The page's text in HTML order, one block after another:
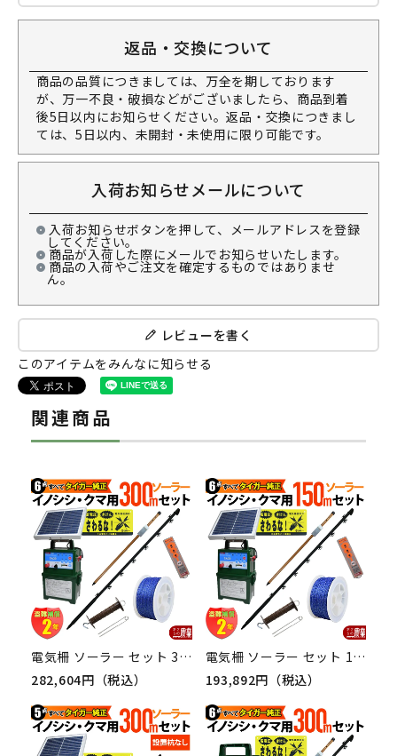
返品・交換について
商品の品質につきましては、万全を期しております
が、万一不良・破損などがございましたら、商品到着
後5日以内にお知らせください。返品・交換につきまし
ては、5日以内、未開封・未使用に限り可能です。
入荷お知らせメールについて
入荷お知らせボタンを押して、メールアドレスを登録
してください。
商品が入荷した際にメールでお知らせいたします。
商品の入荷やご注文を確定するものではありませ
ん。
レビューを書く
このアイテムをみんなに知らせる
関連商品
電気柵 ソーラー セット 300m タイガー イノシシ対策 電気柵 タイガー 2段張 SA30SL 獣害対策商品 防獣商品 熊 いのしし 対策
282,604円（税込）
電気柵 ソーラー セット 150m タイガー イノシシ対策 電気柵 タイガー 2段張 SA30SL 獣害対策商品 防獣商品 熊 いのしし 対策
193,892円（税込）